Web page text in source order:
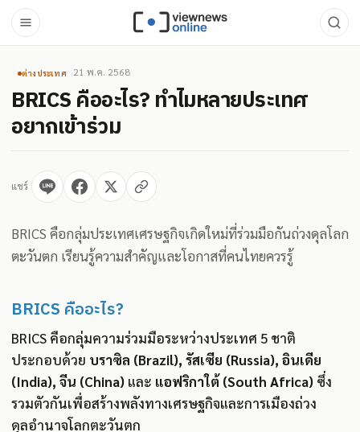
ต่างประเทศ 21 พ.ค. 2568
BRICS คืออะไร? ทำไมหลายประเทศ
อยากเข้าร่วม
แชร์
BRICS คือกลุ่มประเทศเศรษฐกิจเกิดใหม่ที่ร่วมมือกันถ่วงดุลโลก
ตะวันตก เรียนรู้ความสำคัญและโอกาสที่คนไทยควรรู้
BRICS คืออะไร?
BRICS คือกลุ่มความร่วมมือระหว่างประเทศ 5 ชาติ
ประกอบด้วย บราซิล (Brazil), รัสเซีย (Russia), อินเดีย
(India), จีน (China) และ แอฟริกาใต้ (South Africa) ซึ่ง
รวมตัวกันเพื่อสร้างพลังทางเศรษฐกิจและการเมืองถ่วง
ดุลอำนาจโลกตะวันตก